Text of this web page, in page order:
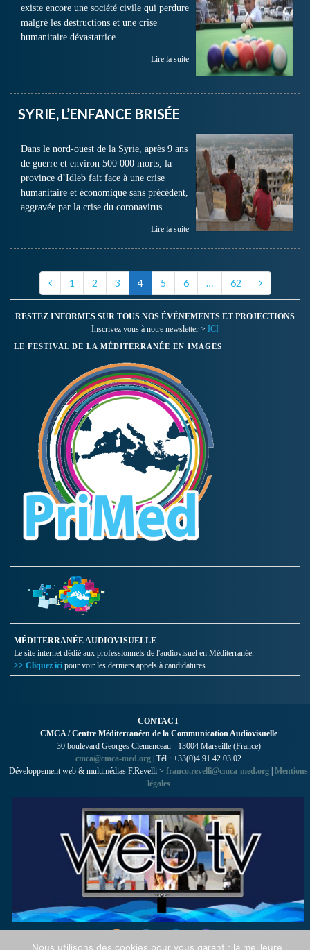
existe encore une société civile qui perdure
malgré les destructions et une crise
humanitaire dévastatrice.
Lire la suite
SYRIE, L’ENFANCE BRISÉE
Dans le nord-ouest de la Syrie, après 9 ans
de guerre et environ 500 000 morts, la
province d’Idleb fait face à une crise
humanitaire et économique sans précédent,
aggravée par la crise du coronavirus.
Lire la suite
1 2 3 4 5 6 … 62
RESTEZ INFORMES SUR TOUS NOS ÉVÉNEMENTS ET PROJECTIONS
Inscrivez vous à notre newsletter > ICI
LE FESTIVAL DE LA MÉDITERRANÉE EN IMAGES
MÉDITERRANÉE AUDIOVISUELLE
Le site internet dédié aux professionnels de l'audiovisuel en Méditerranée.
>> Cliquez ici pour voir les derniers appels à candidatures
CONTACT
CMCA / Centre Méditerranéen de la Communication Audiovisuelle
30 boulevard Georges Clemenceau - 13004 Marseille (France)
cmca@cmca-med.org | Tél : +33(0)4 91 42 03 02
Développement web & multimédias F.Revelli > franco.revelli@cmca-med.org Mentions
légales
Nous utilisons des cookies pour vous garantir la meilleure